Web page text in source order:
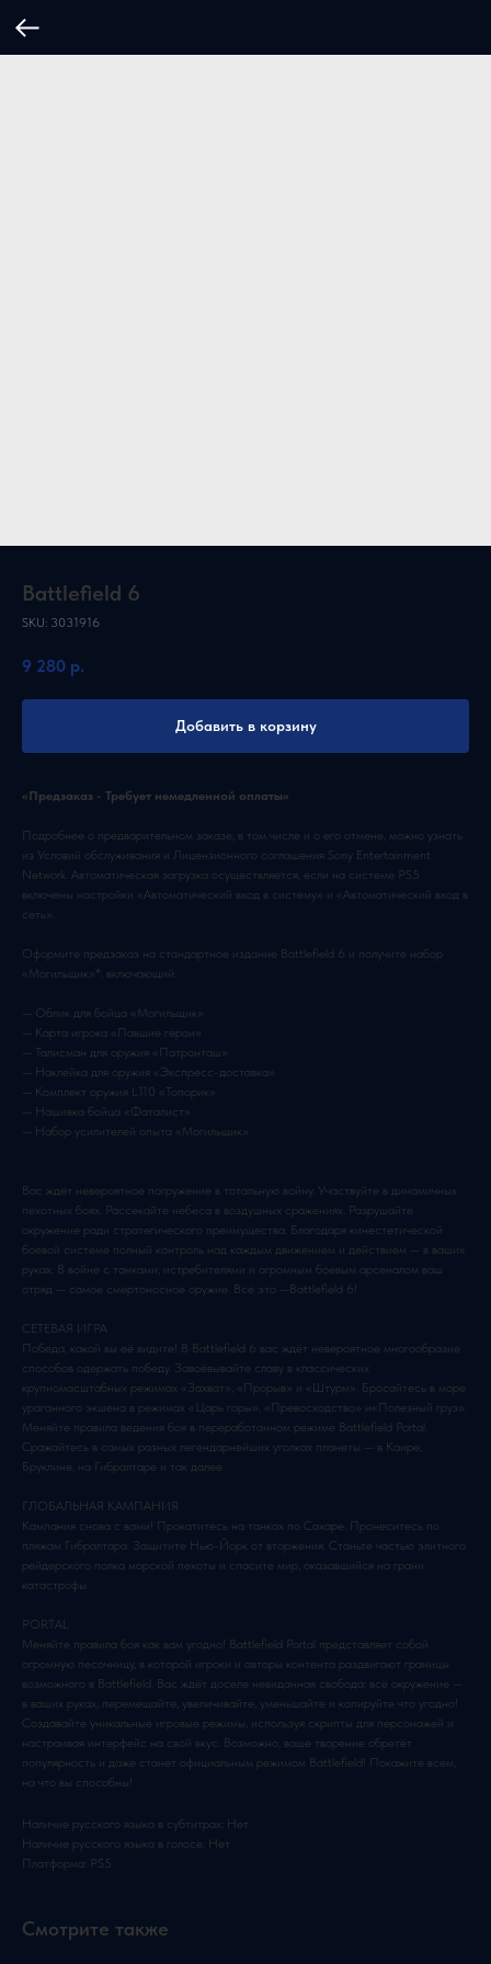
Battlefield 6
SKU: 3031916
9 280 р.
Добавить в корзину
«Предзаказ - Требует немедленной оплаты»
Подробнее о предварительном заказе, в том числе и о его отмене, можно узнать
из Условий обслуживания и Лицензионного соглашения Sony Entertainment
Network. Автоматическая загрузка осуществляется, если на системе PS5
включены настройки «Автоматический вход в систему» и «Автоматический вход в
сеть».
Оформите предзаказ на стандартное издание Battlefield 6 и получите набор
«Могильщик»*, включающий:
— Облик для бойца «Могильщик»
— Карта игрока «Павшие герои»
— Талисман для оружия «Патронташ»
— Наклейка для оружия «Экспресс-доставка»
— Комплект оружия L110 «Топорик»
— Нашивка бойца «Фаталист»
— Набор усилителей опыта «Могильщик»
Вас ждёт невероятное погружение в тотальную войну. Участвуйте в динамичных
пехотных боях. Рассекайте небеса в воздушных сражениях. Разрушайте
окружение ради стратегического преимущества. Благодаря кинестетической
боевой системе полный контроль над каждым движением и действием — в ваших
руках. В войне с танками, истребителями и огромным боевым арсеналом ваш
отряд — самое смертоносное оружие. Всё это —Battlefield 6!
СЕТЕВАЯ ИГРА
Победа, какой вы её видите! В Battlefield 6 вас ждёт невероятное многообразие
способов одержать победу. Завоёвывайте славу в классических
крупномасштабных режимах «Захват», «Прорыв» и «Штурм». Бросайтесь в море
ураганного экшена в режимах «Царь горы», «Превосходство» и«Полезный груз».
Меняйте правила ведения боя в переработанном режиме Battlefield Portal.
Сражайтесь в самых разных легендарнейших уголках планеты — в Каире,
Бруклине, на Гибралтаре и так далее.
ГЛОБАЛЬНАЯ КАМПАНИЯ
Кампания снова с вами! Прокатитесь на танках по Сахаре. Пронеситесь по
пляжам Гибралтара. Защитите Нью-Йорк от вторжения. Станьте частью элитного
рейдерского полка морской пехоты и спасите мир, оказавшийся на грани
катастрофы.
PORTAL
Меняйте правила боя как вам угодно! Battlefield Portal представляет собой
огромную песочницу, в которой игроки и авторы контента раздвигают границы
возможного в Battlefield. Вас ждёт доселе невиданная свобода: всё окружение —
в ваших руках, перемещайте, увеличивайте, уменьшайте и копируйте что угодно!
Создавайте уникальные игровые режимы, используя скрипты для персонажей и
настраивая интерфейс на свой вкус. Возможно, ваше творение обретёт
популярность и даже станет официальным режимом Battlefield! Покажите всем,
на что вы способны!
Наличие русского языка в субтитрах: Нет
Наличие русского языка в голосе: Нет
Платформа: PS5
Смотрите также